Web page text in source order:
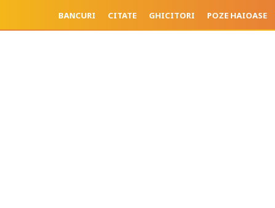
BANCURI CITATE GHICITORI POZE HAIOASE